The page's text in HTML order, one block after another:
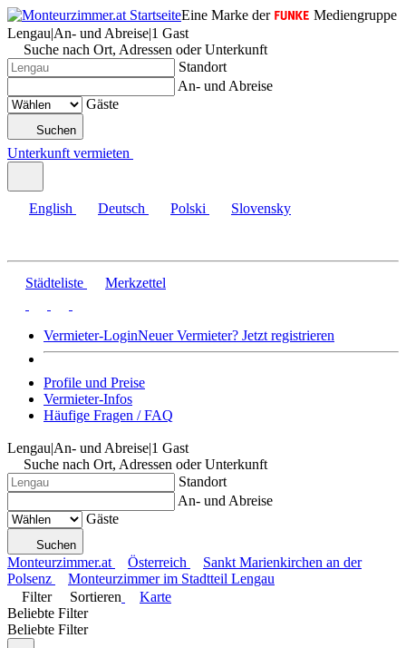
Eine Marke der
Mediengruppe
Lengau|An- und Abreise|1 Gast
Suche nach Ort, Adressen oder Unterkunft
Standort
An- und Abreise
Gäste
Suchen
Unterkunft vermieten
English Deutsch Polski Slovensky
Städteliste Merkzettel
Vermieter-LoginNeuer Vermieter? Jetzt registrieren
Profile und Preise
Vermieter-Infos
Häufige Fragen / FAQ
Lengau|An- und Abreise|1 Gast
Suche nach Ort, Adressen oder Unterkunft
Standort
An- und Abreise
Gäste
Suchen
Monteurzimmer.at Österreich
Sankt Marienkirchen an der
Polsenz
Monteurzimmer im Stadtteil Lengau
Filter
Sortieren
Karte
Beliebte Filter
Beliebte Filter